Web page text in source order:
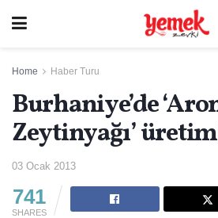
Home Haber Turu
Burhaniye’de
Zeytinyağı’
03 Ocak 2013
741
SHARES